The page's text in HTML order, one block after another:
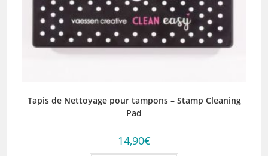
Tapis de Nettoyage pour tampons – Stamp Cleaning
Pad
14,90€